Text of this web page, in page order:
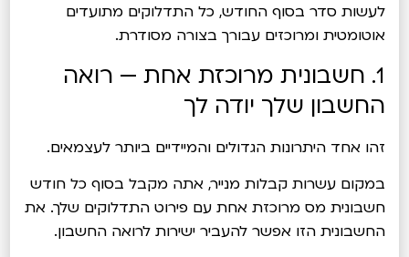
לעשות סדר בסוף החודש, כל התדלוקים מתועדים
אוטומטית ומרוכזים עבורך בצורה מסודרת.
1. חשבונית מרוכזת אחת — רואה
החשבון שלך יודה לך
זהו אחד היתרונות הגדולים והמיידיים ביותר לעצמאים.
במקום עשרות קבלות מנייר, אתה מקבל בסוף כל חודש
חשבונית מס מרוכזת אחת עם פירוט התדלוקים שלך. את
החשבונית הזו אפשר להעביר ישירות לרואה החשבון.